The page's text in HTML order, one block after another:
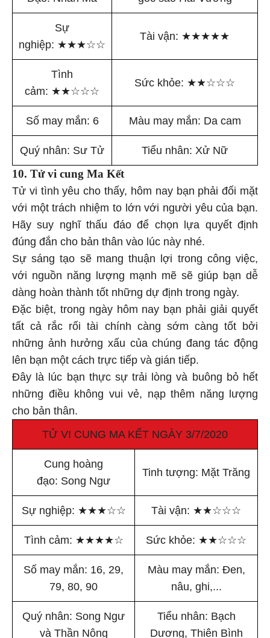
Sự
nghiệp: ★★★☆☆
Tài vận: ★★★★★
Tình
cảm: ★★☆☆☆
Sức khỏe: ★★☆☆☆
Số may mắn: 6 Màu may mắn: Da cam
Quý nhân: Sư Tử Tiểu nhân: Xử Nữ
10. Tử vi cung Ma Kết
Tử vi tình yêu cho thấy, hôm nay bạn phải đối mặt
với một trách nhiệm to lớn với người yêu của bạn.
Hãy suy nghĩ thấu đáo để chọn lựa quyết định
đúng đắn cho bản thân vào lúc này nhé.
Sự sáng tạo sẽ mang thuận lợi trong công việc,
với nguồn năng lượng mạnh mẽ sẽ giúp bạn dễ
dàng hoàn thành tốt những dự định trong ngày.
Đặc biệt, trong ngày hôm nay bạn phải giải quyết
tất cả rắc rối tài chính càng sớm càng tốt bởi
những ảnh hưởng xấu của chúng đang tác động
lên bạn một cách trực tiếp và gián tiếp.
Đây là lúc bạn thực sự trải lòng và buông bỏ hết
những điều không vui vẻ, nạp thêm năng lượng
cho bản thân.
TỬ VI CUNG MA KẾT NGÀY 3/7/2020
Cung hoàng
đạo: Song Ngư
Tinh tượng: Mặt Trăng
Sự nghiệp: ★★★☆☆ Tài vận: ★★☆☆☆
Tình cảm: ★★★★☆ Sức khỏe: ★★☆☆☆
Số may mắn: 16, 29,
79, 80, 90
Màu may mắn: Đen,
nâu, ghi,...
Quý nhân: Song Ngư
và Thần Nông
Tiểu nhân: Bạch
Dương, Thiên Bình